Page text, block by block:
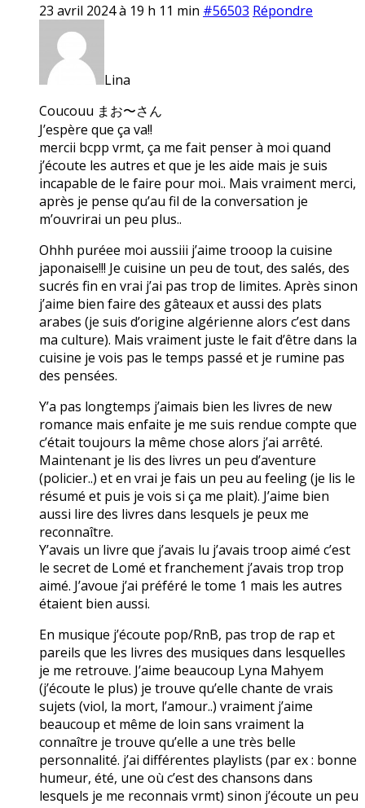
23 avril 2024 à 19 h 11 min #56503 Répondre
Lina
Coucouu まお〜さん
J’espère que ça va!!
mercii bcpp vrmt, ça me fait penser à moi quand
j’écoute les autres et que je les aide mais je suis
incapable de le faire pour moi.. Mais vraiment merci,
après je pense qu’au fil de la conversation je
m’ouvrirai un peu plus..
Ohhh puréee moi aussiii j’aime trooop la cuisine
japonaise!!! Je cuisine un peu de tout, des salés, des
sucrés fin en vrai j’ai pas trop de limites. Après sinon
j’aime bien faire des gâteaux et aussi des plats
arabes (je suis d’origine algérienne alors c’est dans
ma culture). Mais vraiment juste le fait d’être dans la
cuisine je vois pas le temps passé et je rumine pas
des pensées.
Y’a pas longtemps j’aimais bien les livres de new
romance mais enfaite je me suis rendue compte que
c’était toujours la même chose alors j’ai arrêté.
Maintenant je lis des livres un peu d’aventure
(policier..) et en vrai je fais un peu au feeling (je lis le
résumé et puis je vois si ça me plait). J’aime bien
aussi lire des livres dans lesquels je peux me
reconnaître.
Y’avais un livre que j’avais lu j’avais troop aimé c’est
le secret de Lomé et franchement j’avais trop trop
aimé. J’avoue j’ai préféré le tome 1 mais les autres
étaient bien aussi.
En musique j’écoute pop/RnB, pas trop de rap et
pareils que les livres des musiques dans lesquelles
je me retrouve. J’aime beaucoup Lyna Mahyem
(j’écoute le plus) je trouve qu’elle chante de vrais
sujets (viol, la mort, l’amour..) vraiment j’aime
beaucoup et même de loin sans vraiment la
connaître je trouve qu’elle a une très belle
personnalité. j’ai différentes playlists (par ex : bonne
humeur, été, une où c’est des chansons dans
lesquels je me reconnais vrmt) sinon j’écoute un peu